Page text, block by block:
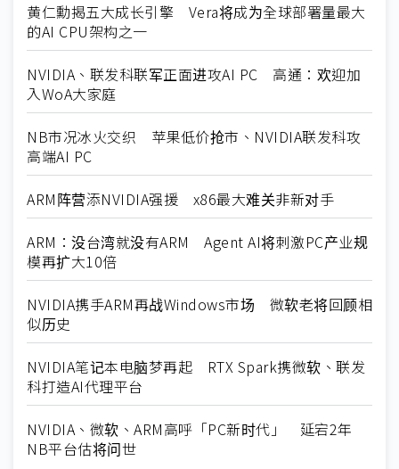
黄仁勳揭五大成长引擎 Vera将成为全球部署量最大
的AI CPU架构之一
NVIDIA、联发科联军正面进攻AI PC 高通：欢迎加
入WoA大家庭
NB市况冰火交织 苹果低价抢市、NVIDIA联发科攻
高端AI PC
ARM阵营添NVIDIA强援 x86最大难关非新对手
ARM：没台湾就没有ARM Agent AI将刺激PC产业规
模再扩大10倍
NVIDIA携手ARM再战Windows市场 微软老将回顾相
似历史
NVIDIA笔记本电脑梦再起 RTX Spark携微软、联发
科打造AI代理平台
NVIDIA、微软、ARM高呼「PC新时代」 延宕2年
NB平台估将问世